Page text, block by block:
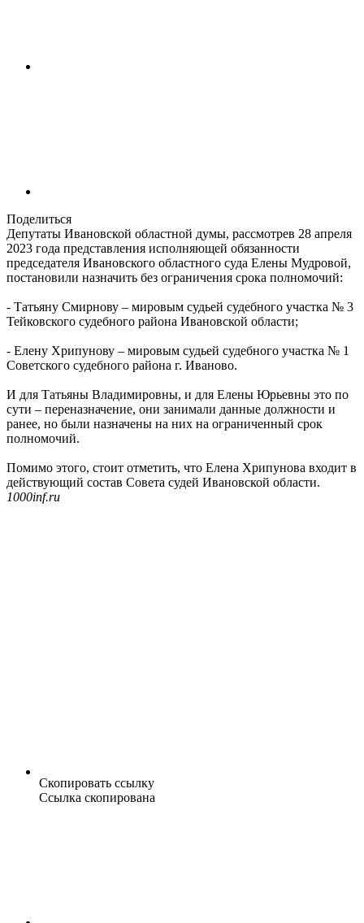
Поделиться
Депутаты Ивановской областной думы, рассмотрев 28 апреля
2023 года представления исполняющей обязанности
председателя Ивановского областного суда Елены Мудровой,
постановили назначить без ограничения срока полномочий:
- Татьяну Смирнову – мировым судьей судебного участка № 3
Тейковского судебного района Ивановской области;
- Елену Хрипунову – мировым судьей судебного участка № 1
Советского судебного района г. Иваново.
И для Татьяны Владимировны, и для Елены Юрьевны это по
сути – переназначение, они занимали данные должности и
ранее, но были назначены на них на ограниченный срок
полномочий.
Помимо этого, стоит отметить, что Елена Хрипунова входит в
действующий состав Совета судей Ивановской области.
1000inf.ru
Скопировать ссылку
Ссылка скопирована